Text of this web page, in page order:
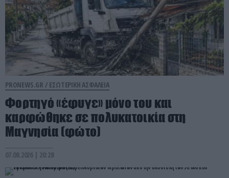
PRONEWS.GR / ΕΣΩΤΕΡΙΚΗ ΑΣΦΑΛΕΙΑ
Φορτηγό «έφυγε» μόνο του και
καρφώθηκε σε πολυκατοικία στη
Μαγνησία (φώτο)
07.08.2026 | 20:28